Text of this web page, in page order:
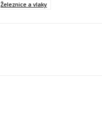
Železnice a vlaky